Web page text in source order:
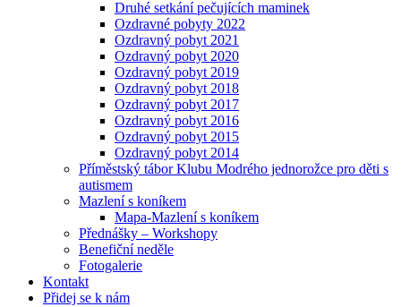
Druhé setkání pečujících maminek
Ozdravné pobyty 2022
Ozdravný pobyt 2021
Ozdravný pobyt 2020
Ozdravný pobyt 2019
Ozdravný pobyt 2018
Ozdravný pobyt 2017
Ozdravný pobyt 2016
Ozdravný pobyt 2015
Ozdravný pobyt 2014
Příměstský tábor Klubu Modrého jednorožce pro děti s
autismem
Mazlení s koníkem
Mapa-Mazlení s koníkem
Přednášky – Workshopy
Benefiční neděle
Fotogalerie
Kontakt
Přidej se k nám